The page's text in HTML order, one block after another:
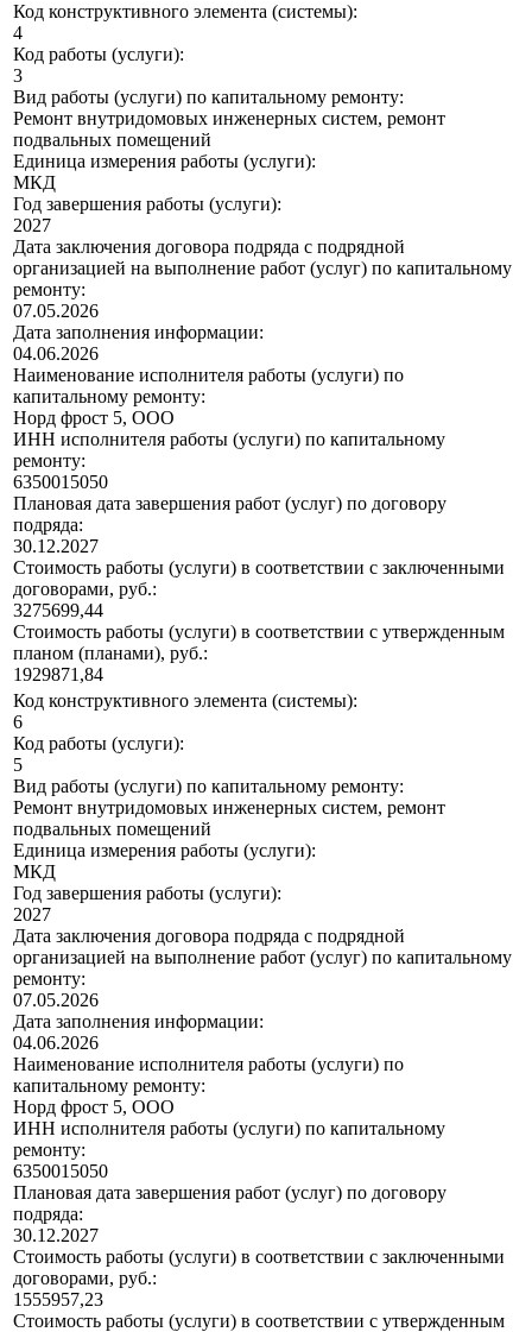
Код конструктивного элемента (системы):
4
Код работы (услуги):
3
Вид работы (услуги) по капитальному ремонту:
Ремонт внутридомовых инженерных систем, ремонт
подвальных помещений
Единица измерения работы (услуги):
МКД
Год завершения работы (услуги):
2027
Дата заключения договора подряда с подрядной
организацией на выполнение работ (услуг) по капитальному
ремонту:
07.05.2026
Дата заполнения информации:
04.06.2026
Наименование исполнителя работы (услуги) по
капитальному ремонту:
Норд фрост 5, ООО
ИНН исполнителя работы (услуги) по капитальному
ремонту:
6350015050
Плановая дата завершения работ (услуг) по договору
подряда:
30.12.2027
Стоимость работы (услуги) в соответствии с заключенными
договорами, руб.:
3275699,44
Стоимость работы (услуги) в соответствии с утвержденным
планом (планами), руб.:
1929871,84
Код конструктивного элемента (системы):
6
Код работы (услуги):
5
Вид работы (услуги) по капитальному ремонту:
Ремонт внутридомовых инженерных систем, ремонт
подвальных помещений
Единица измерения работы (услуги):
МКД
Год завершения работы (услуги):
2027
Дата заключения договора подряда с подрядной
организацией на выполнение работ (услуг) по капитальному
ремонту:
07.05.2026
Дата заполнения информации:
04.06.2026
Наименование исполнителя работы (услуги) по
капитальному ремонту:
Норд фрост 5, ООО
ИНН исполнителя работы (услуги) по капитальному
ремонту:
6350015050
Плановая дата завершения работ (услуг) по договору
подряда:
30.12.2027
Стоимость работы (услуги) в соответствии с заключенными
договорами, руб.:
1555957,23
Стоимость работы (услуги) в соответствии с утвержденным